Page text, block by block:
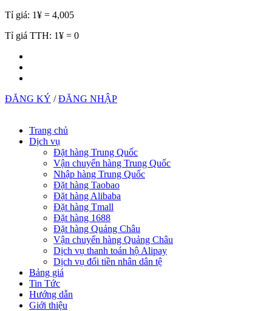
Tỉ giá: 1¥ = 4,005
Tỉ giá TTH: 1¥ = 0
ĐĂNG KÝ /ĐĂNG NHẬP
Trang chủ
Dịch vụ
Đặt hàng Trung Quốc
Vận chuyển hàng Trung Quốc
Nhập hàng Trung Quốc
Đặt hàng Taobao
Đặt hàng Alibaba
Đặt hàng Tmall
Đặt hàng 1688
Đặt hàng Quảng Châu
Vận chuyển hàng Quảng Châu
Dịch vụ thanh toán hộ Alipay
Dịch vụ đổi tiền nhân dân tệ
Bảng giá
Tin Tức
Hướng dẫn
Giới thiệu